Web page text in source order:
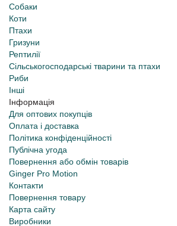
Собаки
Коти
Птахи
Гризуни
Рептилії
Сільськогосподарські тварини та птахи
Риби
Інші
Інформація
Для оптових покупців
Оплата і доставка
Політика конфіденційності
Публічна угода
Повернення або обмін товарів
Ginger Pro Motion
Контакти
Повернення товару
Карта сайту
Виробники